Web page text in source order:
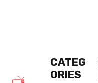
CATEG
ORIES